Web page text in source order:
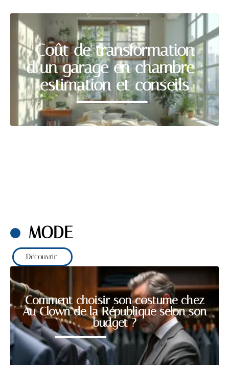
Coût de transformation
d’un garage en chambre :
estimation et conseils
MODE
Découvrir
Comment choisir son costume chez
Au Clown de la République selon son
budget ?